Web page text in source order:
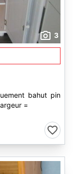
3
bahut pin
=